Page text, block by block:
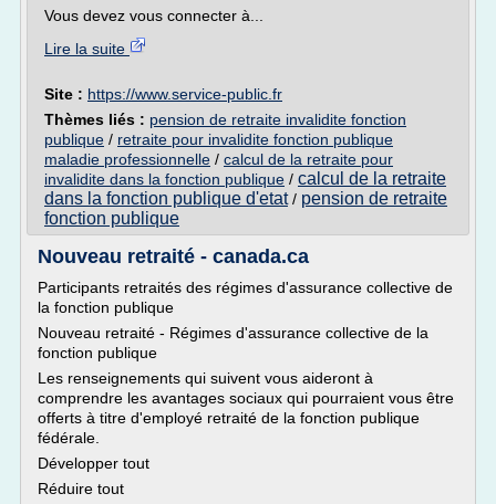
Vous devez vous connecter à...
Lire la suite
Site : https://www.service-public.fr
Thèmes liés : pension de retraite invalidite fonction
publique / retraite pour invalidite fonction publique
maladie professionnelle / calcul de la retraite pour
invalidite dans la fonction publique / calcul de la retraite
dans la fonction publique d'etat/ pension de retraite
fonction publique
Nouveau retraité - canada.ca
Participants retraités des régimes d'assurance collective de
la fonction publique
Nouveau retraité - Régimes d'assurance collective de la
fonction publique
Les renseignements qui suivent vous aideront à
comprendre les avantages sociaux qui pourraient vous être
offerts à titre d'employé retraité de la fonction publique
fédérale.
Développer tout
Réduire tout